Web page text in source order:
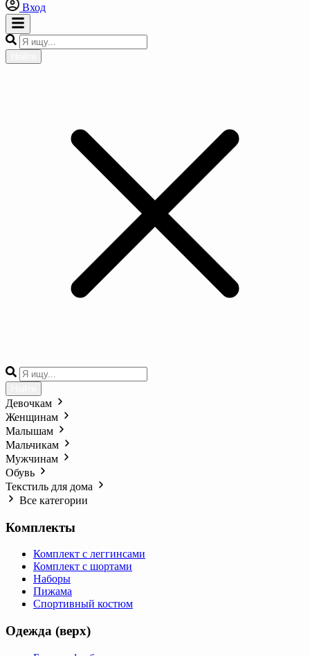
Вход
Девочкам
Женщинам
Малышам
Мальчикам
Мужчинам
Обувь
Текстиль для дома
Все категории
Комплекты
Комплект с леггинсами
Комплект с шортами
Наборы
Пижама
Спортивный костюм
Одежда (верх)